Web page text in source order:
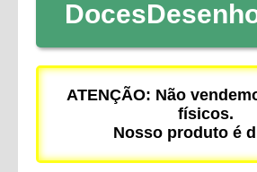
ATENÇÃO: Não
físicos.
Nosso produto é